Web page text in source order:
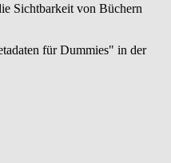
Sichtbarkeit von Büchern
für Dummies" in der